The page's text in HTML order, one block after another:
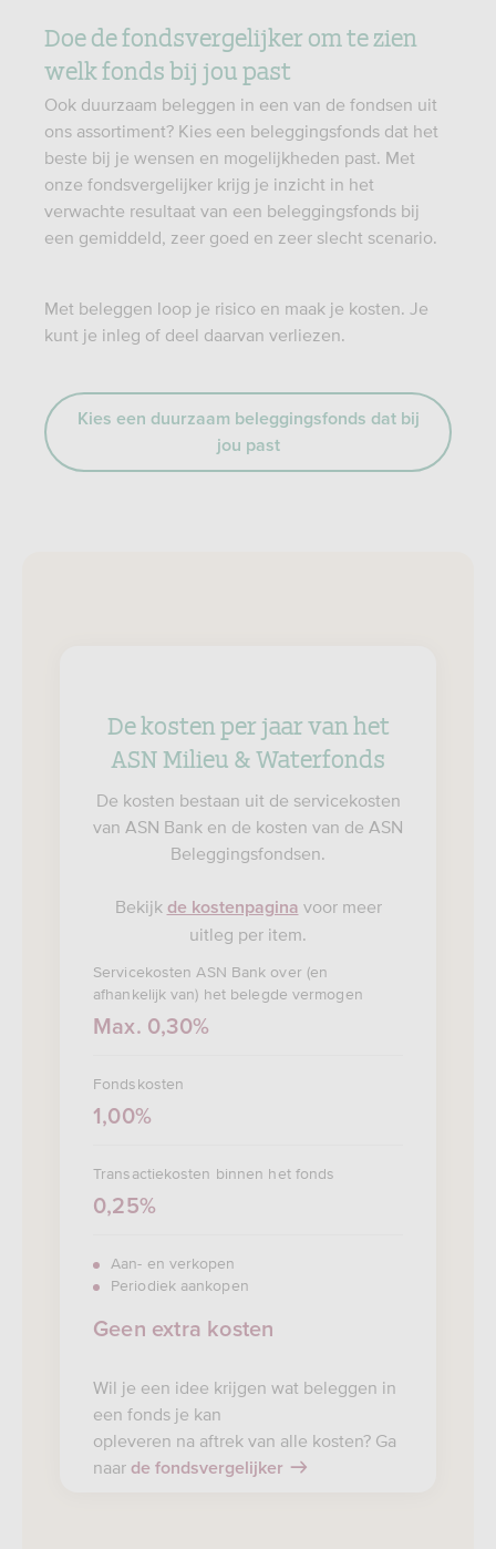
Doe de fondsvergelijker om te zien
welk fonds bij jou past
Ook duurzaam beleggen in een van de fondsen uit
ons assortiment? Kies een beleggingsfonds dat het
beste bij je wensen en mogelijkheden past. Met
onze fondsvergelijker krijg je inzicht in het
verwachte resultaat van een beleggingsfonds bij
een gemiddeld, zeer goed en zeer slecht scenario.
Met beleggen loop je risico en maak je kosten. Je
kunt je inleg of deel daarvan verliezen.
Kies een duurzaam beleggingsfonds dat bij
jou past
De kosten per jaar van het
ASN Milieu & Waterfonds
De kosten bestaan uit de servicekosten
van ASN Bank en de kosten van de ASN
Beleggingsfondsen.
Bekijk de kostenpagina voor meer
uitleg per item.
Servicekosten ASN Bank over (en
afhankelijk van) het belegde vermogen
Max. 0,30%
Fondskosten
1,00%
Transactiekosten binnen het fonds
0,25%
Aan- en verkopen
Periodiek aankopen
Geen extra kosten
Wil je een idee krijgen wat beleggen in
een fonds je kan
opleveren na aftrek van alle kosten? Ga
naar de fondsvergelijker